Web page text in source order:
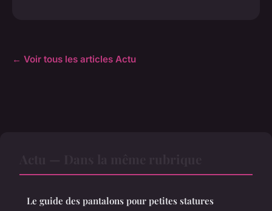
← Voir tous les articles Actu
Le guide des pantalons pour petites statures